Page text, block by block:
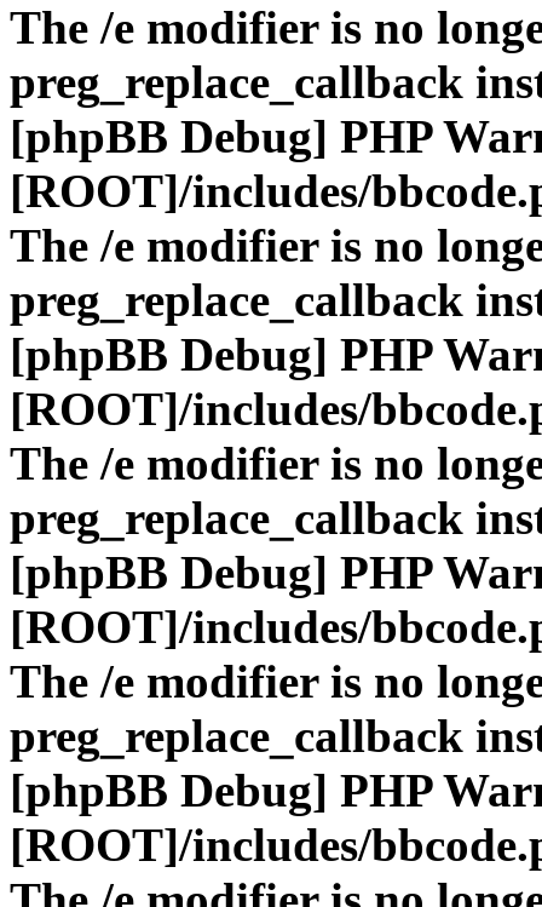
The /e modifier is no
preg_replace_callback
[phpBB Debug] PHP
[ROOT]/includes/
The /e modifier is no
preg_replace_callback
[phpBB Debug] PHP
[ROOT]/includes/
The /e modifier is no
preg_replace_callback
[phpBB Debug] PHP
[ROOT]/includes/
The /e modifier is no
preg_replace_callback
[phpBB Debug] PHP
[ROOT]/includes/